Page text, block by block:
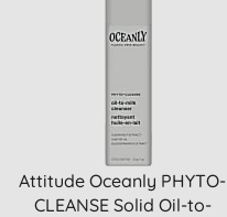
Attitude Oceanly PHYTO-
CLEANSE Solid Oil-to-